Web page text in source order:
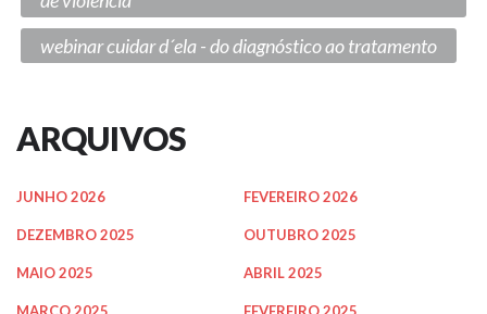
webinar cuidar d´ela - do diagnóstico ao tratamento
ARQUIVOS
JUNHO 2026 FEVEREIRO 2026
DEZEMBRO 2025 OUTUBRO 2025
MAIO 2025 ABRIL 2025
MARÇO 2025 FEVEREIRO 2025